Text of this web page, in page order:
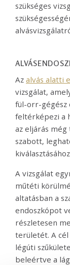
szükséges
Az alvás alatti
vizsgálat,
fül-orr-gégész
feltérképezi a
az eljárás
szabott,
A vizsgálat
műtéti
altatásban a
endoszkópot
részletesen
területét. A cél
légúti
beleértve a